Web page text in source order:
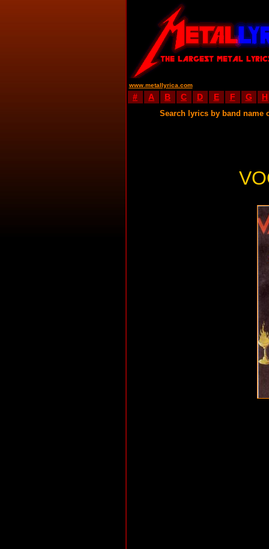
www.metallyrica.com
# A B C D E F G H
Search lyrics by band name